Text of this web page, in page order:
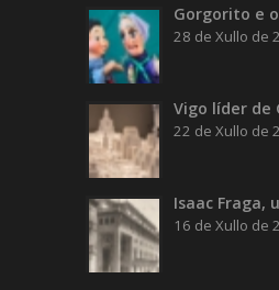
Gorgorito e
28 de Xullo de
Vigo líder de
22 de Xullo de
Isaac Fraga,
16 de Xullo de